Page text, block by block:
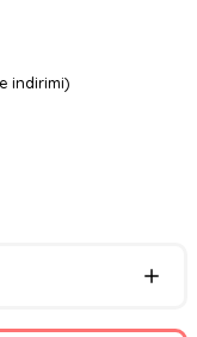
indirimi)